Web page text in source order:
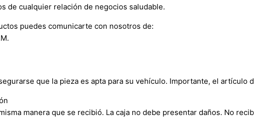
de cualquier relación de negocios saludable.
puedes comunicarte con nosotros de:
que la pieza es apta para su vehículo. Importante, el artículo
manera que se recibió. La caja no debe presentar daños. No